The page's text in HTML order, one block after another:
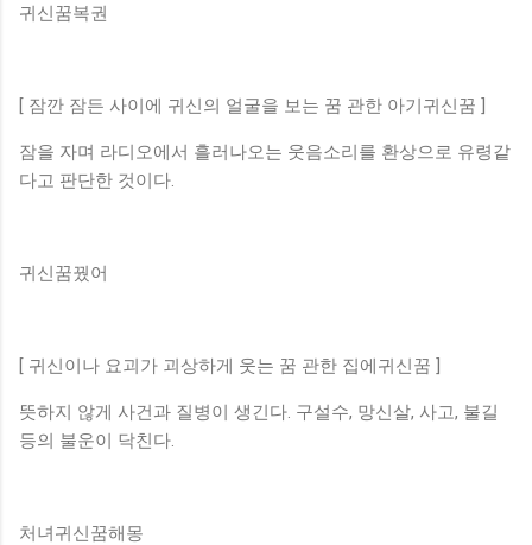
귀신꿈복권
[ 잠깐 잠든 사이에 귀신의 얼굴을 보는 꿈 관한 아기귀신꿈 ]
잠을 자며 라디오에서 흘러나오는 웃음소리를 환상으로 유령같
다고 판단한 것이다.
귀신꿈꿨어
[ 귀신이나 요괴가 괴상하게 웃는 꿈 관한 집에귀신꿈 ]
뜻하지 않게 사건과 질병이 생긴다. 구설수, 망신살, 사고, 불길
등의 불운이 닥친다.
처녀귀신꿈해몽